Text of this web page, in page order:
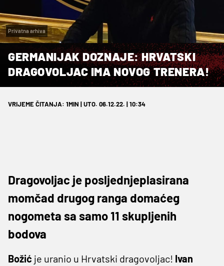
Privatna arhiva
GERMANIJAK DOZNAJE: HRVATSKI
DRAGOVOLJAC IMA NOVOG TRENERA!
VRIJEME ČITANJA: 1MIN | UTO. 06.12.22. | 10:34
Dragovoljac je posljednjeplasirana
momčad drugog ranga domaćeg
nogometa sa samo 11 skupljenih
bodova
Božić je uranio u Hrvatski dragovoljac! Ivan